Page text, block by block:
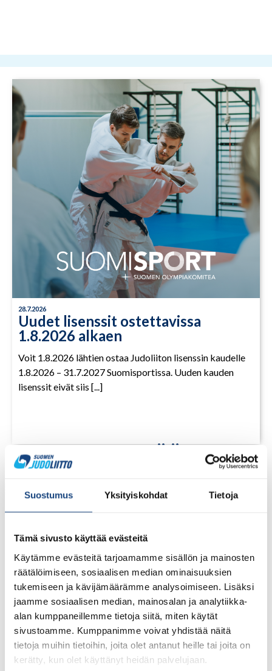
Suostumus Yksityiskohdat Tietoja
Tämä sivusto käyttää evästeitä
Käytämme evästeitä tarjoamamme sisällön ja mainosten
räätälöimiseen, sosiaalisen median ominaisuuksien
tukemiseen ja kävijämäärämme analysoimiseen. Lisäksi
jaamme sosiaalisen median, mainosalan ja analytiikka-
alan kumppaneillemme tietoja siitä, miten käytät
sivustoamme. Kumppanimme voivat yhdistää näitä
tietoja muihin tietoihin, joita olet antanut heille tai joita on
kerätty, kun olet käyttänyt heidän palvelujaan.
28.7.2026
Uudet lisenssit ostettavissa
1.8.2026 alkaen
Voit 1.8.2026 lähtien ostaa Judoliiton lisenssin kaudelle
1.8.2026 – 31.7.2027 Suomisportissa. Uuden kauden
lisenssit eivät siis [...]
LUE LISÄÄ
1.8.2026